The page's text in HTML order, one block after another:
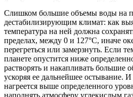
Слишком большие объемы воды на
дестабилизирующим климат: как
температура на ней должна
пределах, между 0 и 127°C, иначе
перегреться или замерзнуть. Если
планете опустится ниже
растворять и накапливать большие
ускоряя ее дальнейшее остывание.
нагреется выше определенного